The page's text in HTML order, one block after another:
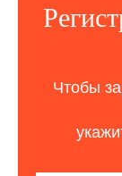
Чтобы